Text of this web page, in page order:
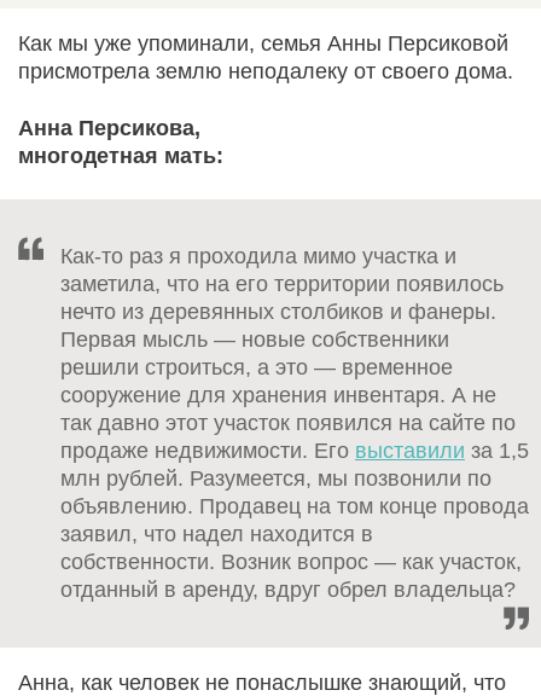
Как мы уже упоминали, семья Анны Персиковой
присмотрела землю неподалеку от своего дома.
Анна Персикова,
многодетная мать:
Как-то раз я проходила мимо участка и
заметила, что на его территории появилось
нечто из деревянных столбиков и фанеры.
Первая мысль — новые собственники
решили строиться, а это — временное
сооружение для хранения инвентаря. А не
так давно этот участок появился на сайте по
продаже недвижимости. Его выставили за 1,5
млн рублей. Разумеется, мы позвонили по
объявлению. Продавец на том конце провода
заявил, что надел находится в
собственности. Возник вопрос — как участок,
отданный в аренду, вдруг обрел владельца?
Анна, как человек не понаслышке знающий, что